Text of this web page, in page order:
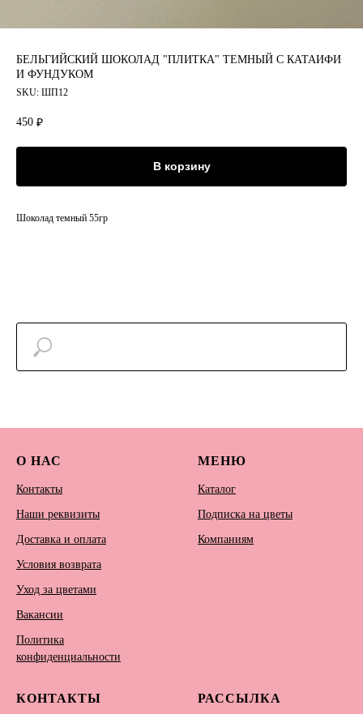
БЕЛЬГИЙСКИЙ ШОКОЛАД "ПЛИТКА" ТЕМНЫЙ С КАТАИФИ
И ФУНДУКОМ
SKU: ШП12
450 ₽
В корзину
Шоколад темный 55гр
О НАС
Контакты
Наши реквизиты
Доставка и оплата
Условия возврата
Уход за цветами
Вакансии
Политика
конфиденциальности
МЕНЮ
Каталог
Подписка на цветы
Компаниям
КОНТАКТЫ РАССЫЛКА